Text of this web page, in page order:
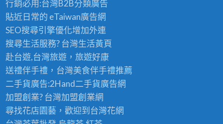
行銷必用:台灣B2B分類廣告
貼近日常的 eTaiwan廣告網
SEO搜尋引擎優化增加外連
搜尋生活服務? 台灣生活黃頁
赴台遊,台灣旅遊，旅遊好康
送禮伴手禮，台灣美食伴手禮推薦
二手貨廣告:2Hand二手貨廣告網
加盟創業? 台灣加盟創業網
尋找花店園藝，歡迎到 台灣花網